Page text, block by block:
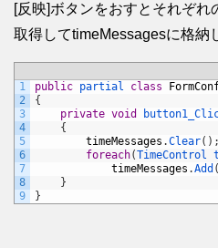
[反映]ボタンをおすとそれぞ
取得してtimeMessagesに格納
1
2
3
4
5
6
7
8
9
public partial class
{
private void
{
timeMessages .Clear( ) ;
foreach(TimeControl
timeMessages .Add (
}
}